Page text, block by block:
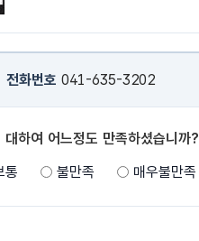
전화번호 041-635-3202
하여 어느정도 만족하셨습니까?
통 불만족 매우불만족